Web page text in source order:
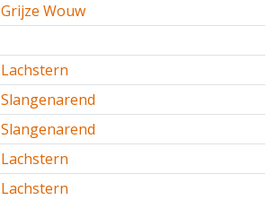
Grijze Wouw
Lachstern
Slangenarend
Slangenarend
Lachstern
Lachstern